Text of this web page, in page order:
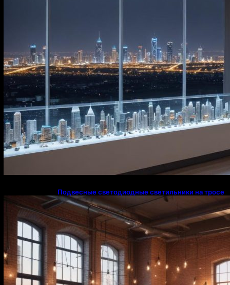
Подвесные светодиодные светильники на тросе